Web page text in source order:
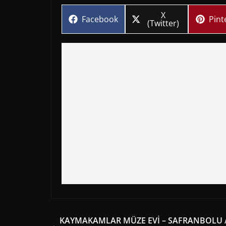
Share
Facebook Share
on
X
(Twitter)
KAYMAKAMLAR MÜZE EVİ – SAFRANBOLU